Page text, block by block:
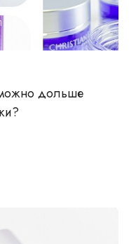
можно дольше